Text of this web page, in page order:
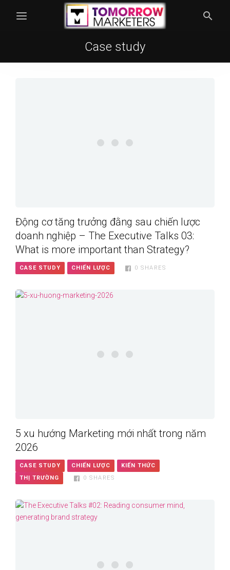
Case study
Động cơ tăng trưởng đằng sau chiến lược
doanh nghiệp – The Executive Talks 03:
What is more important than Strategy?
CASE STUDY CHIẾN LƯỢC 0 SHARES
5 xu hướng Marketing mới nhất trong năm
2026
CASE STUDY CHIẾN LƯỢC
KIẾN THỨC
THỊ TRƯỜNG
0 SHARES